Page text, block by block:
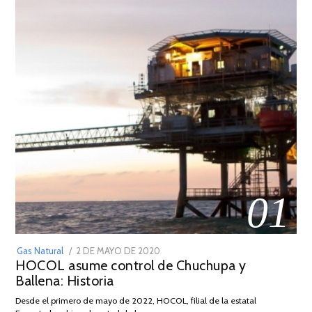
01
Gas Natural
POSTED
ON
2 DE MAYO DE 2020
DE
2026
HOCOL asume control de Chuchupa y
Ballena: Historia
Desde el primero de mayo de 2022, HOCOL, filial de la estatal